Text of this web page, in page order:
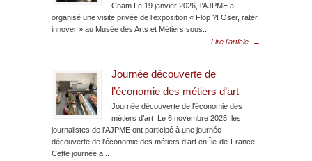
Cnam Le 19 janvier 2026, l’AJPME a
organisé une visite privée de l’exposition « Flop ?! Oser, rater,
innover » au Musée des Arts et Métiers sous...
Lire l'article
→
Journée découverte de
l’économie des métiers d’art
Journée découverte de l’économie des
métiers d’art Le 6 novembre 2025, les
journalistes de l’AJPME ont participé à une journée-
découverte de l’économie des métiers d’art en Île-de-France.
Cette journée a...